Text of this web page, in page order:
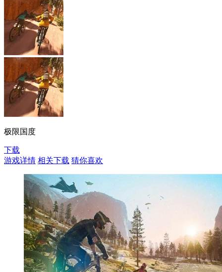
极限国度
下载
游戏详情 相关下载 猜你喜欢